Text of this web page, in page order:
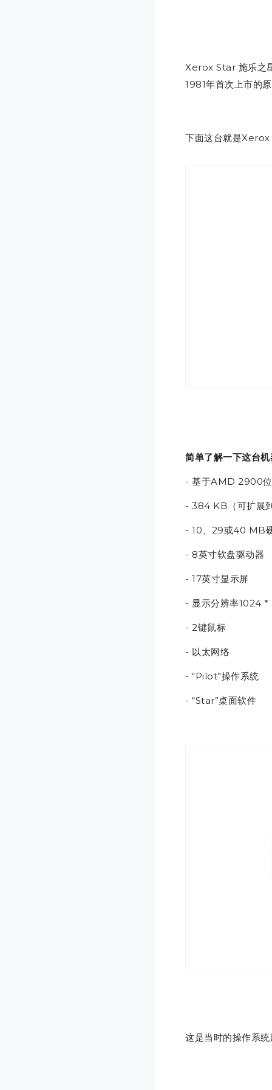
Xerox Star 施乐之
1981年首次上市的
下面这台就是
简单了解一下这台
- 基于AMD 2900位
- 384 KB（可扩展
- 10、29或40 MB
- 8英寸软盘驱动器
- 17英寸显示屏
- 显示分辨率1024
- 2键鼠标
- 以太网络
- “Pilot”操作系统
- “Star”桌面软件
这是当时的操作系